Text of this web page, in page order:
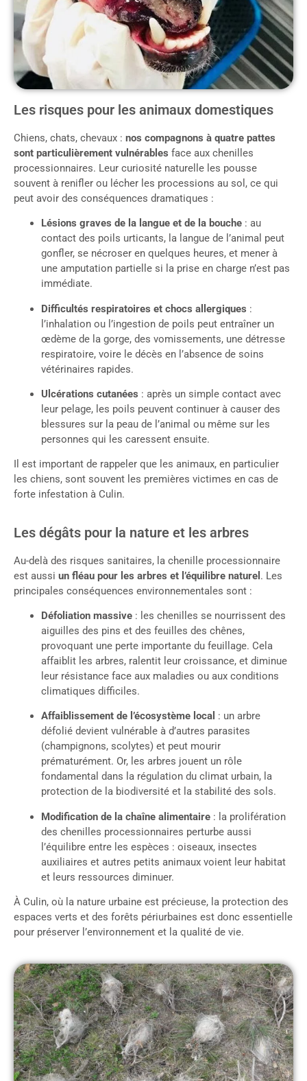
Les risques pour les animaux domestiques
Chiens, chats, chevaux : nos compagnons à quatre pattes
sont particulièrement vulnérables face aux chenilles
processionnaires. Leur curiosité naturelle les pousse
souvent à renifler ou lécher les processions au sol, ce qui
peut avoir des conséquences dramatiques :
Lésions graves de la langue et de la bouche : au
contact des poils urticants, la langue de l’animal peut
gonfler, se nécroser en quelques heures, et mener à
une amputation partielle si la prise en charge n’est pas
immédiate.
Difficultés respiratoires et chocs allergiques :
l’inhalation ou l’ingestion de poils peut entraîner un
œdème de la gorge, des vomissements, une détresse
respiratoire, voire le décès en l’absence de soins
vétérinaires rapides.
Ulcérations cutanées : après un simple contact avec
leur pelage, les poils peuvent continuer à causer des
blessures sur la peau de l’animal ou même sur les
personnes qui les caressent ensuite.
Il est important de rappeler que les animaux, en particulier
les chiens, sont souvent les premières victimes en cas de
forte infestation à Culin.
Les dégâts pour la nature et les arbres
Au-delà des risques sanitaires, la chenille processionnaire
est aussi un fléau pour les arbres et l’équilibre naturel . Les
principales conséquences environnementales sont :
Défoliation massive : les chenilles se nourrissent des
aiguilles des pins et des feuilles des chênes,
provoquant une perte importante du feuillage. Cela
affaiblit les arbres, ralentit leur croissance, et diminue
leur résistance face aux maladies ou aux conditions
climatiques difficiles.
Affaiblissement de l’écosystème local : un arbre
défolié devient vulnérable à d’autres parasites
(champignons, scolytes) et peut mourir
prématurément. Or, les arbres jouent un rôle
fondamental dans la régulation du climat urbain, la
protection de la biodiversité et la stabilité des sols.
Modification de la chaîne alimentaire : la prolifération
des chenilles processionnaires perturbe aussi
l’équilibre entre les espèces : oiseaux, insectes
auxiliaires et autres petits animaux voient leur habitat
et leurs ressources diminuer.
À Culin, où la nature urbaine est précieuse, la protection des
espaces verts et des forêts périurbaines est donc essentielle
pour préserver l’environnement et la qualité de vie.